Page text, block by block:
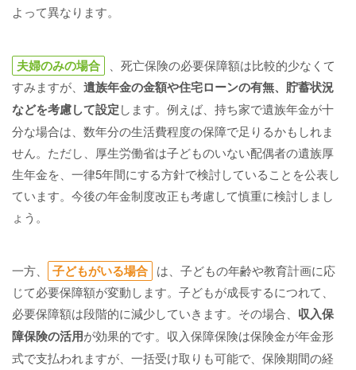
よって異なります。
夫婦のみの場合
、死亡保険の必要保障額は比較的少なくて
すみますが、 遺族年金の金額や住宅ローンの有無、貯蓄状況
などを考慮して設定します。例えば、持ち家で遺族年金が十
分な場合は、数年分の生活費程度の保障で足りるかもしれま
せん。ただし、厚生労働省は子どものいない配偶者の遺族厚
生年金を、一律5年間にする方針で検討していることを公表し
ています。今後の年金制度改正も考慮して慎重に検討しまし
ょう。
一方、 子どもがいる場合 は、子どもの年齢や教育計画に応
じて必要保障額が変動します。子どもが成長するにつれて、
必要保障額は段階的に減少していきます。その場合、 収入保
障保険の活用が効果的です。収入保障保険は保険金が年金形
式で支払われますが、一括受け取りも可能で、保険期間の経